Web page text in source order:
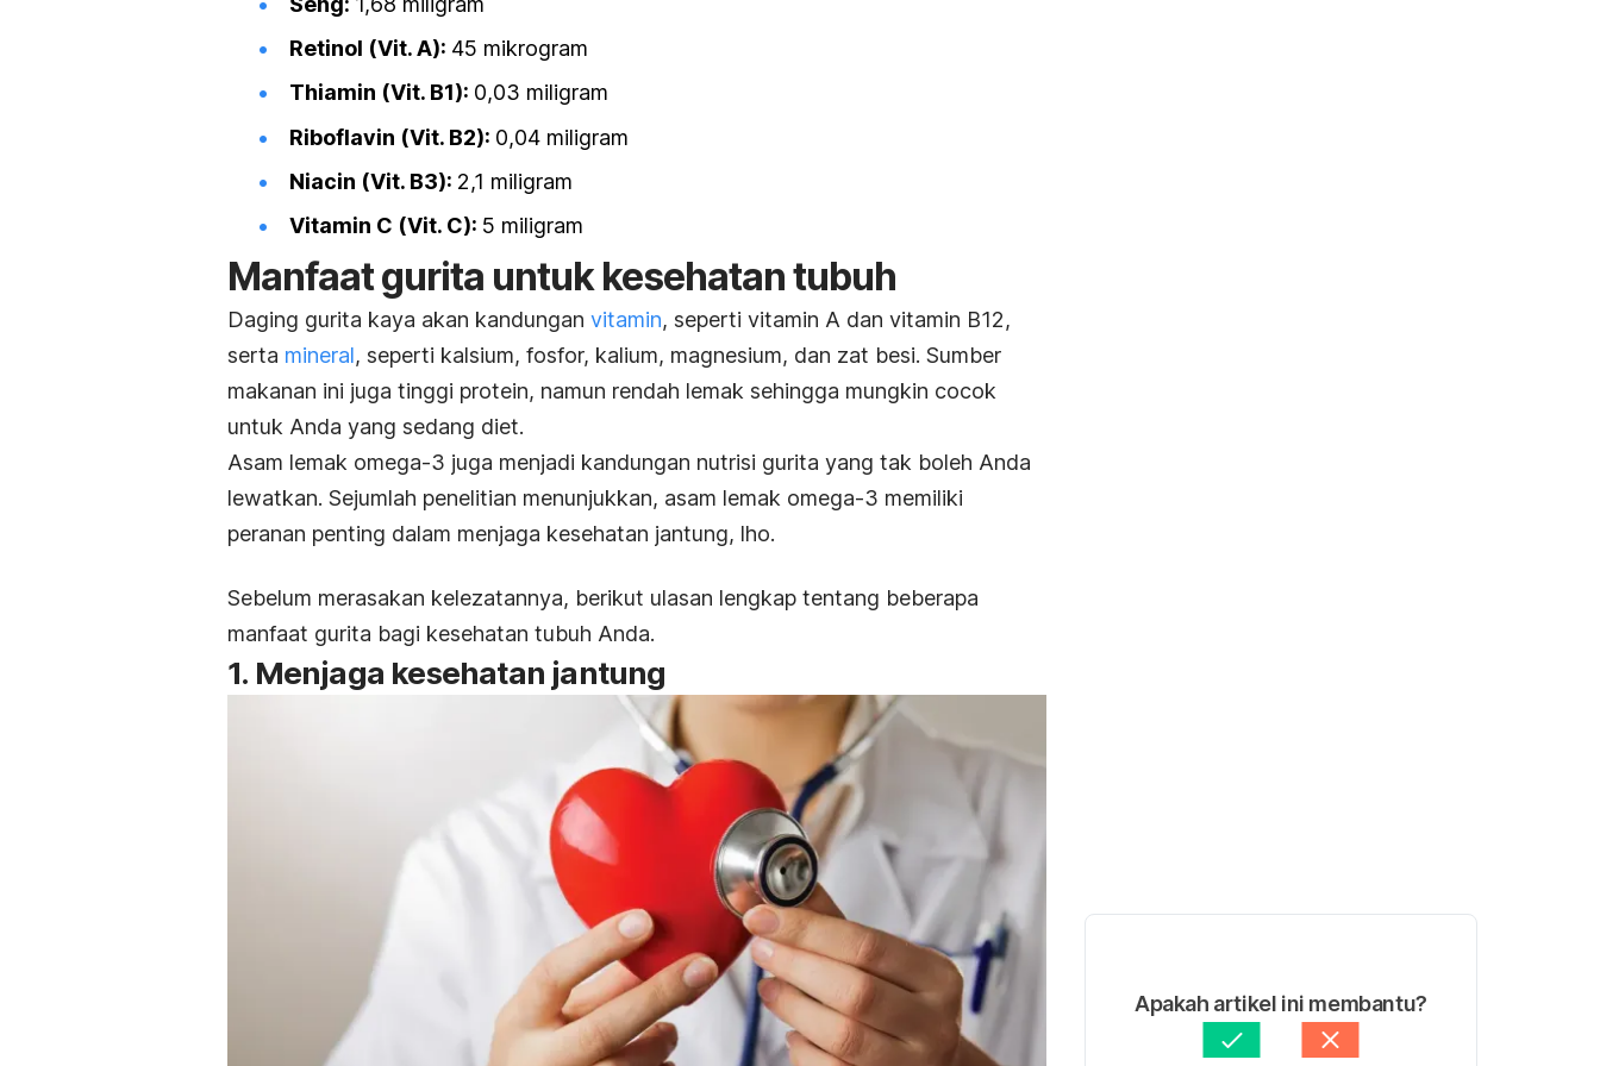
Retinol (Vit. A): 45 mikrogram
Thiamin (Vit. B1): 0,03 miligram
Riboflavin (Vit. B2): 0,04 miligram
Niacin (Vit. B3): 2,1 miligram
Vitamin C (Vit. C): 5 miligram
Manfaat gurita untuk kesehatan tubuh
Daging gurita kaya akan kandungan vitamin, seperti vitamin A dan vitamin B12,
serta mineral, seperti kalsium, fosfor, kalium, magnesium, dan zat besi. Sumber
makanan ini juga tinggi protein, namun rendah lemak sehingga mungkin cocok
untuk Anda yang sedang diet.
Asam lemak omega-3 juga menjadi kandungan nutrisi gurita yang tak boleh Anda
lewatkan. Sejumlah penelitian menunjukkan, asam lemak omega-3 memiliki
peranan penting dalam menjaga kesehatan jantung, lho.
Sebelum merasakan kelezatannya, berikut ulasan lengkap tentang beberapa
manfaat gurita bagi kesehatan tubuh Anda.
1. Menjaga kesehatan jantung
Apakah artikel ini membantu?